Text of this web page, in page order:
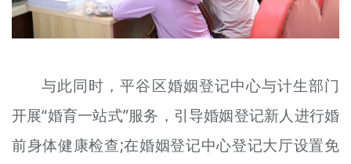
与此同时，平谷区婚姻登记中心与计生部门
开展“婚育一站式”服务，引导婚姻登记新人进行婚
前身体健康检查;在婚姻登记中心登记大厅设置免